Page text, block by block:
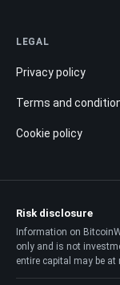
LEGAL
Privacy policy
Terms and
Cookie policy
Risk disclosure
Information on
only and is not
entire capital may be at